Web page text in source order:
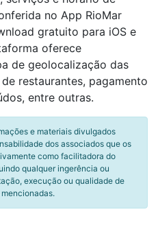
no App RioMar
gratuito para iOS e
oferece
de geolocalização das
restaurantes, pagamento
entre outras.
e materiais divulgados
dos associados que os
como facilitadora do
qualquer ingerência ou
execução ou qualidade de